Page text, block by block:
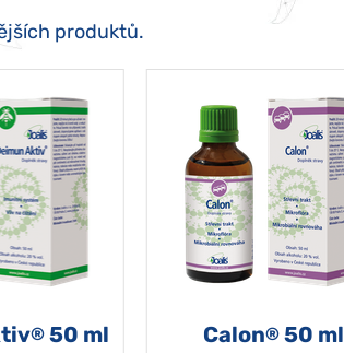
produktů.
® 50 ml Calon®50 ml